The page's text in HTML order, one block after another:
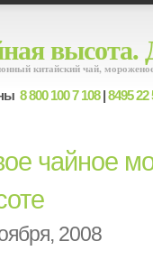
высота.
китайский чай,
8 800 100 7 108|8495 22
чайное
2008